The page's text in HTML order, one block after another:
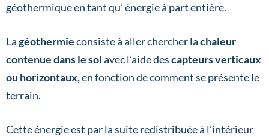
géothermique en tant qu’ énergie à part entière.
Lagéothermieconsiste à aller chercher lachaleur
contenue dans le solavec l’aide descapteurs verticaux
ou horizontaux,en fonction de comment se présente le
terrain.
Cette énergie est par la suite redistribuée à l’intérieur